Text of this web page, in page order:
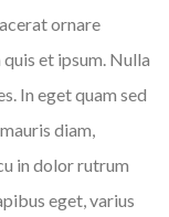
ornare
et ipsum. Nulla
In eget quam sed
diam,
in dolor rutrum
eget, varius